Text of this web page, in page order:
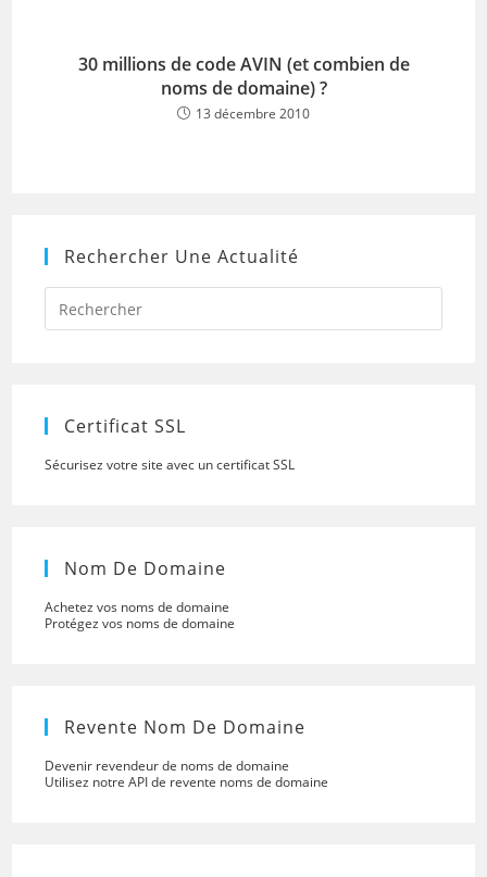
30 millions de code AVIN (et combien de
noms de domaine) ?
13 décembre 2010
Rechercher Une Actualité
Press
to
Certificat SSL
Sécurisez votre site avec un certificat SSL
Nom De Domaine
Achetez vos noms de domaine
Protégez vos noms de domaine
Revente Nom De Domaine
Devenir revendeur de noms de domaine
Utilisez notre API de revente noms de domaine